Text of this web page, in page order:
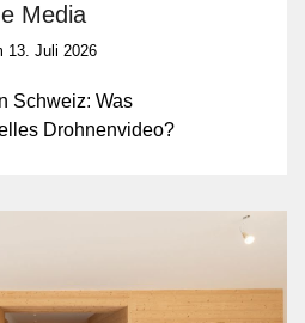
Media
13. Juli 2026
Schweiz: Was
Drohnenvideo?